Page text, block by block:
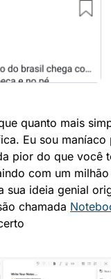
quanto mais
Eu sou maníaco
pior do que você
com um
sua ideia genial
chamada